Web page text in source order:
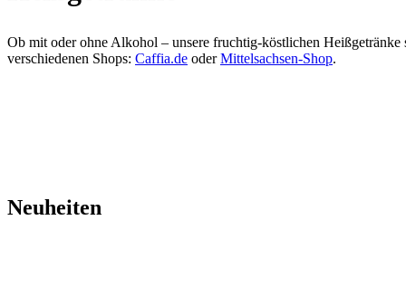
Ob mit oder ohne Alkohol – unsere fruchtig-köstlichen
verschiedenen Shops: Caffia.de oderMittelsachsen-Shop.
Neuheiten